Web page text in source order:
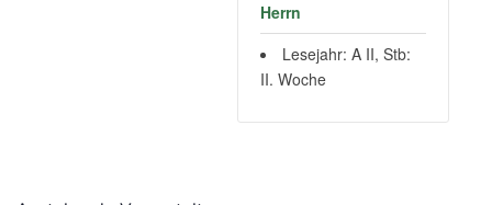
Herrn
Lesejahr: A II, Stb:
II. Woche